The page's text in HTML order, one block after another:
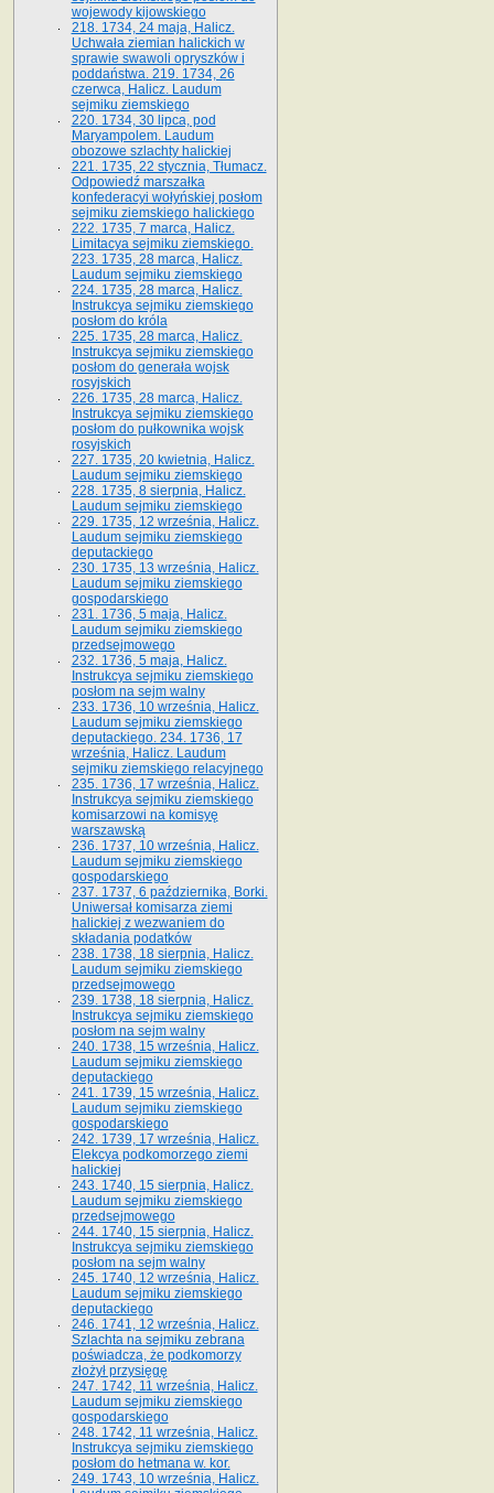
wojewody kijowskiego
218. 1734, 24 maja, Halicz.
Uchwała ziemian halickich w
sprawie swawoli opryszków i
poddaństwa. 219. 1734, 26
czerwca, Halicz. Laudum
sejmiku ziemskiego
220. 1734, 30 lipca, pod
Maryampolem. Laudum
obozowe szlachty halickiej
221. 1735, 22 stycznia, Tłumacz.
Odpowiedź marszałka
konfederacyi wołyńskiej posłom
sejmiku ziemskiego halickiego
222. 1735, 7 marca, Halicz.
Limitacya sejmiku ziemskiego.
223. 1735, 28 marca, Halicz.
Laudum sejmiku ziemskiego
224. 1735, 28 marca, Halicz.
Instrukcya sejmiku ziemskiego
posłom do króla
225. 1735, 28 marca, Halicz.
Instrukcya sejmiku ziemskiego
posłom do generała wojsk
rosyjskich
226. 1735, 28 marca, Halicz.
Instrukcya sejmiku ziemskiego
posłom do pułkownika wojsk
rosyjskich
227. 1735, 20 kwietnia, Halicz.
Laudum sejmiku ziemskiego
228. 1735, 8 sierpnia, Halicz.
Laudum sejmiku ziemskiego
229. 1735, 12 września, Halicz.
Laudum sejmiku ziemskiego
deputackiego
230. 1735, 13 września, Halicz.
Laudum sejmiku ziemskiego
gospodarskiego
231. 1736, 5 maja, Halicz.
Laudum sejmiku ziemskiego
przedsejmowego
232. 1736, 5 maja, Halicz.
Instrukcya sejmiku ziemskiego
posłom na sejm walny
233. 1736, 10 września, Halicz.
Laudum sejmiku ziemskiego
deputackiego. 234. 1736, 17
września, Halicz. Laudum
sejmiku ziemskiego relacyjnego
235. 1736, 17 września, Halicz.
Instrukcya sejmiku ziemskiego
komisarzowi na komisyę
warszawską
236. 1737, 10 września, Halicz.
Laudum sejmiku ziemskiego
gospodarskiego
237. 1737, 6 października, Borki.
Uniwersał komisarza ziemi
halickiej z wezwaniem do
składania podatków
238. 1738, 18 sierpnia, Halicz.
Laudum sejmiku ziemskiego
przedsejmowego
239. 1738, 18 sierpnia, Halicz.
Instrukcya sejmiku ziemskiego
posłom na sejm walny
240. 1738, 15 września, Halicz.
Laudum sejmiku ziemskiego
deputackiego
241. 1739, 15 września, Halicz.
Laudum sejmiku ziemskiego
gospodarskiego
242. 1739, 17 września, Halicz.
Elekcya podkomorzego ziemi
halickiej
243. 1740, 15 sierpnia, Halicz.
Laudum sejmiku ziemskiego
przedsejmowego
244. 1740, 15 sierpnia, Halicz.
Instrukcya sejmiku ziemskiego
posłom na sejm walny
245. 1740, 12 września, Halicz.
Laudum sejmiku ziemskiego
deputackiego
246. 1741, 12 września, Halicz.
Szlachta na sejmiku zebrana
poświadcza, że podkomorzy
złożył przysięgę
247. 1742, 11 września, Halicz.
Laudum sejmiku ziemskiego
gospodarskiego
248. 1742, 11 września, Halicz.
Instrukcya sejmiku ziemskiego
posłom do hetmana w. kor.
249. 1743, 10 września, Halicz.